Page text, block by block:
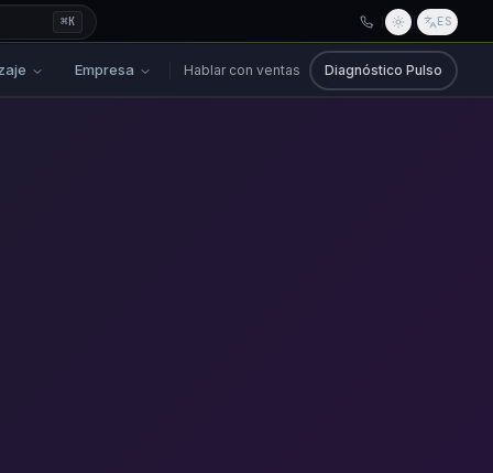
⌘K ES
Empresa Hablar con ventas Diagnóstico Pulso